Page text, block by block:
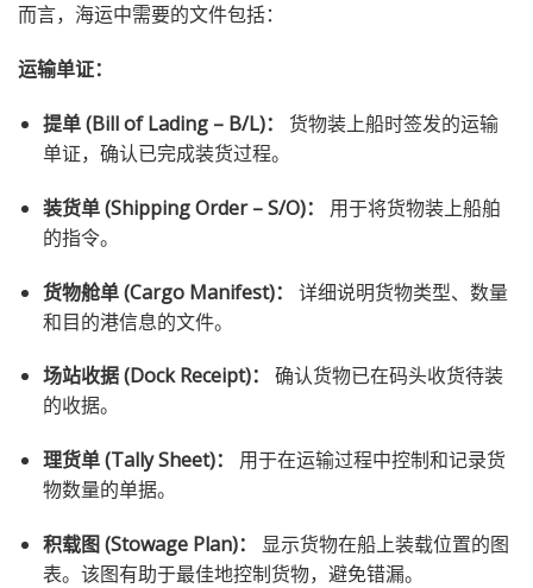
而言，海运中需要的文件包括：
运输单证：
提单 (Bill of Lading – B/L)：
货物装上船时签发的运输
单证，确认已完成装货过程。
装货单 (Shipping Order – S/O)：
用于将货物装上船舶
的指令。
货物舱单 (Cargo Manifest)：
详细说明货物类型、数量
和目的港信息的文件。
场站收据 (Dock Receipt)：
确认货物已在码头收货待装
的收据。
理货单 (Tally Sheet)：
用于在运输过程中控制和记录货
物数量的单据。
积载图 (Stowage Plan)：
显示货物在船上装载位置的图
表。该图有助于最佳地控制货物，避免错漏。